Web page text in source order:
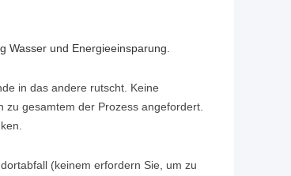
Wasser und Energieeinsparung.
in das andere rutscht. Keine
zu gesamtem der Prozess angefordert.
(keinem erfordern Sie, um zu